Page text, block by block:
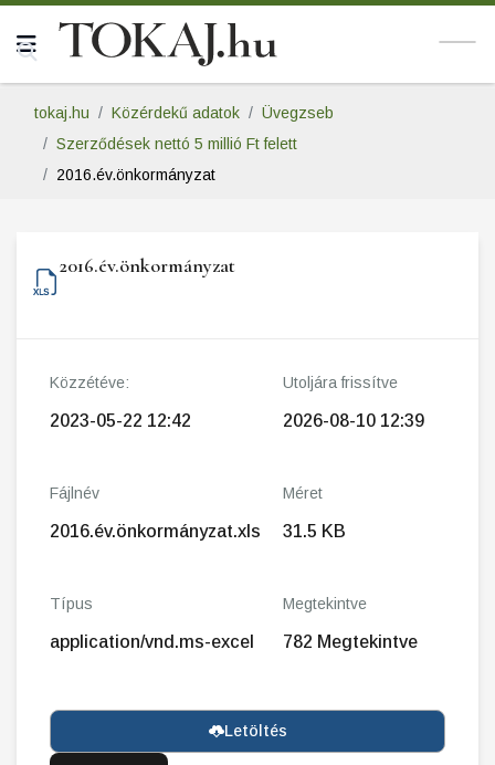
tokaj.hu Közérdekű adatok
Üvegzseb
Szerződések nettó 5 millió Ft felett
2016.év.önkormányzat
2016.év.önkormányzat
Közzétéve:
2023-05-22 12:42
Utoljára frissítve
2026-08-10 12:39
Fájlnév
2016.év.önkormányzat.xls
Méret
31.5 KB
Típus
application/vnd.ms-excel
Megtekintve
782 Megtekintve
Letöltés